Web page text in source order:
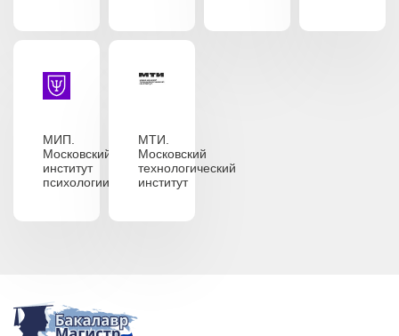
МИП.
Московский
институт
психологии
МТИ.
Московский
технологический
институт